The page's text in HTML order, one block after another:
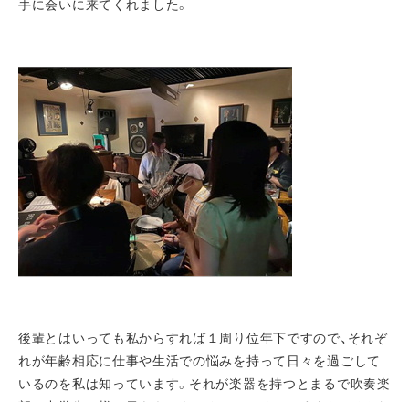
手に会いに来てくれました。
後輩とはいっても私からすれば１周り位年下ですので、それぞ
れが年齢相応に仕事や生活での悩みを持って日々を過ごして
いるのを私は知っています。それが楽器を持つとまるで吹奏楽